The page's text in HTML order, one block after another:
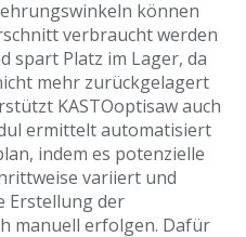
können
verbraucht werden
spart Platz im Lager, da
mehr zurückgelagert
KASTOoptisaw auch
ermittelt automatisiert
indem es potenzielle
variiert und
Erstellung der
manuell erfolgen. Dafür